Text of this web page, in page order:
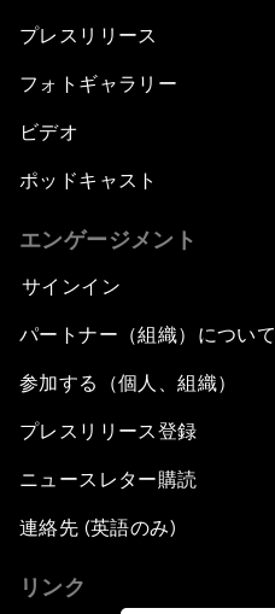
プレスリリース
フォトギャラリー
ビデオ
ポッドキャスト
エンゲージメント
サインイン
パートナー（組織）について
参加する（個人、組織）
プレスリリース登録
ニュースレター購読
連絡先 (英語のみ)
リンク